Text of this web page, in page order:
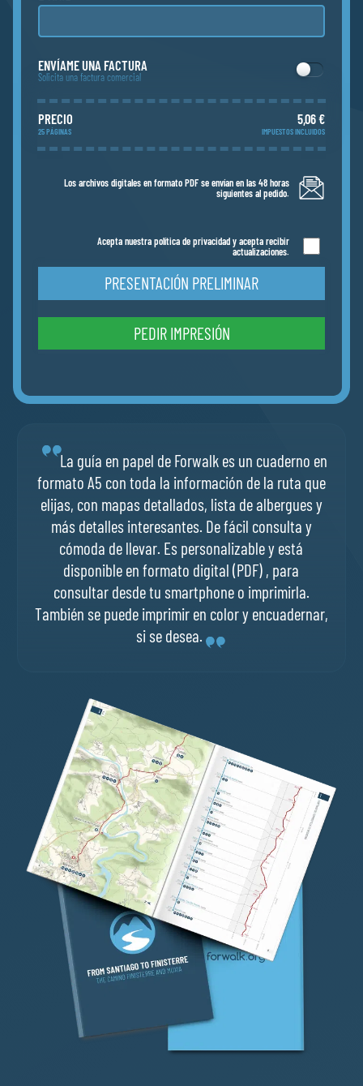
ENVÍAME UNA FACTURA
Solicita una factura comercial
PRECIO
25 PÁGINAS
5,06 €
IMPUESTOS INCLUIDOS
Los archivos digitales en formato PDF se envían en las 48 horas
siguientes al pedido.
Acepta nuestra política de privacidad y acepta recibir
actualizaciones.
PRESENTACIÓN PRELIMINAR
PEDIR IMPRESIÓN
La guía en papel de Forwalk es un cuaderno en
formato A5 con toda la información de la ruta que
elijas, con mapas detallados, lista de albergues y
más detalles interesantes. De fácil consulta y
cómoda de llevar. Es personalizable y está
disponible en formato digital (PDF) , para
consultar desde tu smartphone o imprimirla.
También se puede imprimir en color y encuadernar,
si se desea.